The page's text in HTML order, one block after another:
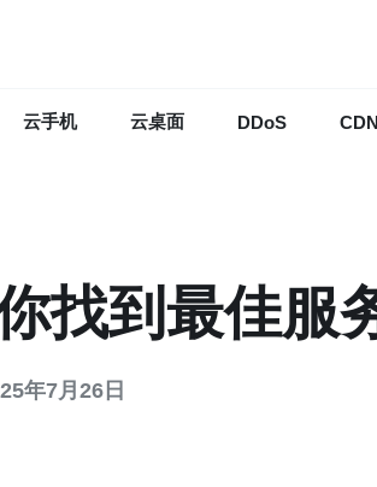
云手机 云桌面 DDoS CDN
找到最佳服
年7月26日